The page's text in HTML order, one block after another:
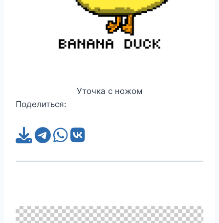
Уточка с ножом
Поделиться: